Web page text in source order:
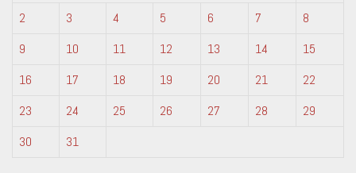
2
3 4 5 6 7
8
9
10 11 12 13 14
15
16
17 18 19 20 21
22
23
24 25 26 27 28
29
30
31